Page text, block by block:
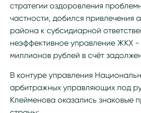
стратегии оздоровления
частности, добился привлечения
района к субсидиарной
неэффективное управление ЖКХ -
миллионов рублей в счёт
В контуре управления
арбитражных управляющих под
Клейменова оказались знаковые